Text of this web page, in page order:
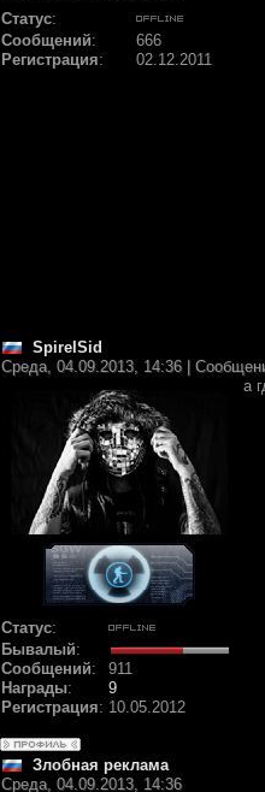
Статус:
Сообщений:
666
Регистрация: 02.12.2011
SpirelSid
Среда, 04.09.2013, 14:36 |
Статус:
Бывалый:
Сообщений:
911
Награды:
9
Регистрация: 10.05.2012
а
Злобная реклама
Среда, 04.09.2013, 14:36